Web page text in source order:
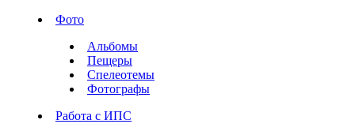
Фото
Альбомы
Пещеры
Спелеотемы
Фотографы
Работа с ИПС